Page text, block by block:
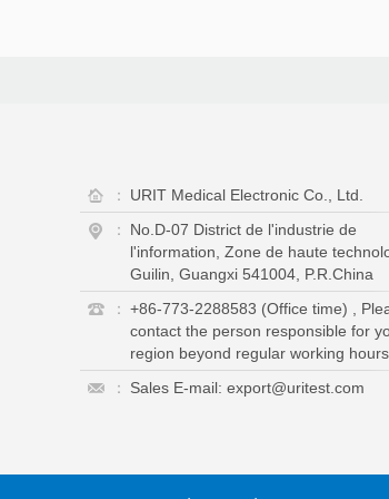
：
URIT Medical Electronic Co., Ltd.
：
No.D-07 District de l'industrie de
l'information, Zone de haute
Guilin, Guangxi 541004, P.R.China
： +86-773-2288583 (Office time) ,
contact the person responsible for
region beyond regular working hours.
：
Sales E-mail: export@uritest.com